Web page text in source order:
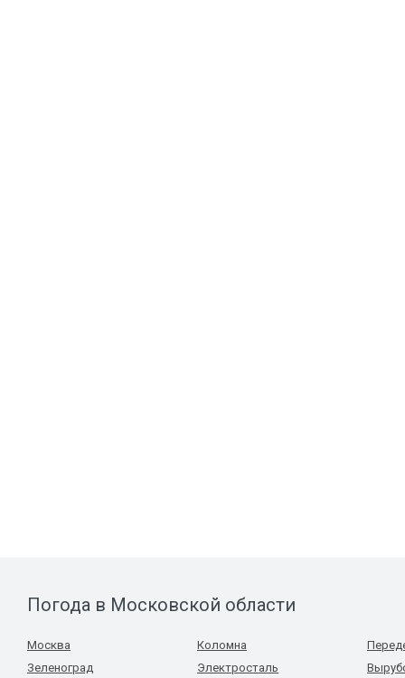
Погода в Московской области
Москва
Зеленоград
Коломна
Электросталь